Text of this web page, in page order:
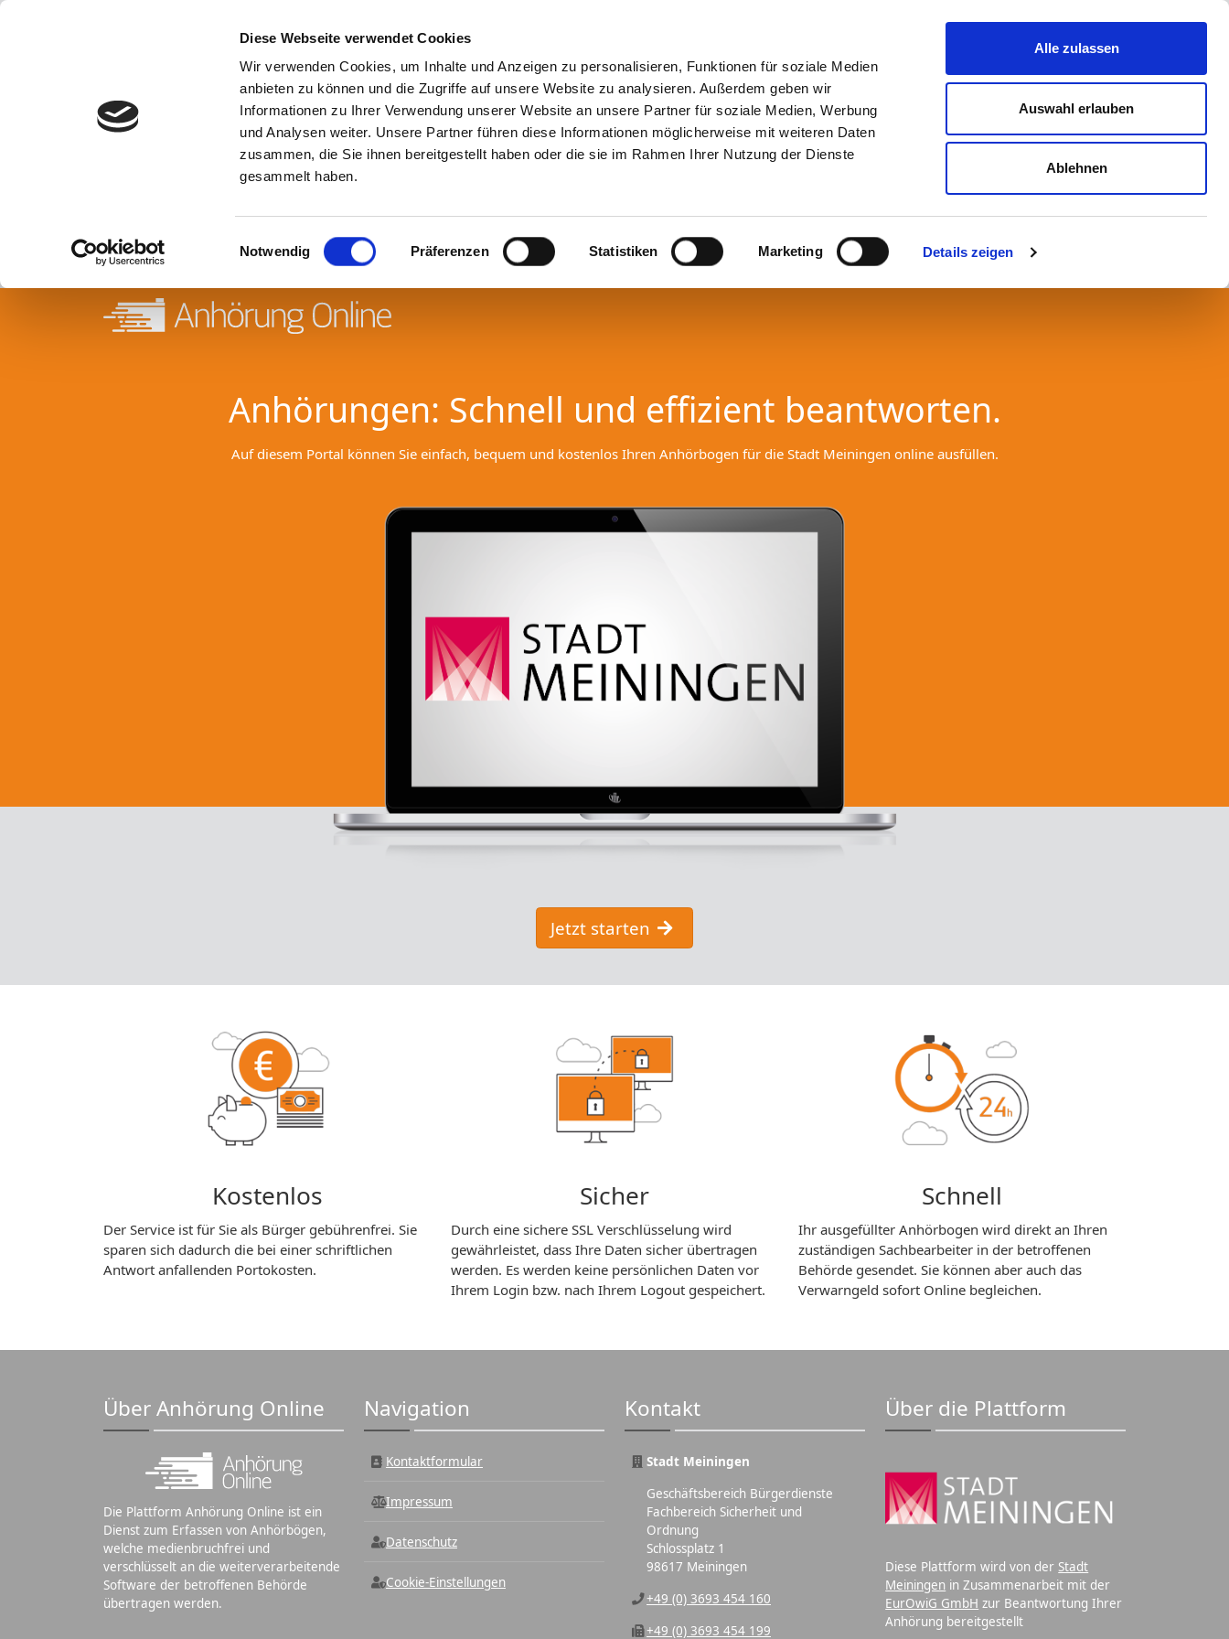
Diese Webseite verwendet Cookies
Wir verwenden Cookies, um Inhalte und Anzeigen zu personalisieren, Funktionen für soziale Medien
anbieten zu können und die Zugriffe auf unsere Website zu analysieren. Außerdem geben wir
Informationen zu Ihrer Verwendung unserer Website an unsere Partner für soziale Medien, Werbung
und Analysen weiter. Unsere Partner führen diese Informationen möglicherweise mit weiteren Daten
zusammen, die Sie ihnen bereitgestellt haben oder die sie im Rahmen Ihrer Nutzung der Dienste
gesammelt haben.
Einwilligungsauswahl
Notwendig Präferenzen Statistiken Marketing Details zeigen
Alle zulassen
Auswahl erlauben
Ablehnen
Anhörungen: Schnell und effizient beantworten.
Auf diesem Portal können Sie einfach, bequem und kostenlos Ihren Anhörbogen für die Stadt Meiningen online ausfüllen.
Jetzt starten
Kostenlos
Der Service ist für Sie als Bürger gebührenfrei. Sie
sparen sich dadurch die bei einer schriftlichen
Antwort anfallenden Portokosten.
Sicher
Durch eine sichere SSL Verschlüsselung wird
gewährleistet, dass Ihre Daten sicher übertragen
werden. Es werden keine persönlichen Daten vor
Ihrem Login bzw. nach Ihrem Logout gespeichert.
Schnell
Ihr ausgefüllter Anhörbogen wird direkt an Ihren
zuständigen Sachbearbeiter in der betroffenen
Behörde gesendet. Sie können aber auch das
Verwarngeld sofort Online begleichen.
Über Anhörung Online
Die Plattform Anhörung Online ist ein
Dienst zum Erfassen von Anhörbögen,
welche medienbruchfrei und
verschlüsselt an die weiterverarbeitende
Software der betroffenen Behörde
übertragen werden.
Navigation
Kontaktformular
Impressum
Datenschutz
Cookie-Einstellungen
Kontakt
Stadt Meiningen
Geschäftsbereich Bürgerdienste
Fachbereich Sicherheit und
Ordnung
Schlossplatz 1
98617 Meiningen
+49 (0) 3693 454 160
+49 (0) 3693 454 199
Über die Plattform
Diese Plattform wird von der Stadt
Meiningen in Zusammenarbeit mit der
EurOwiG GmbH zur Beantwortung Ihrer
Anhörung bereitgestellt